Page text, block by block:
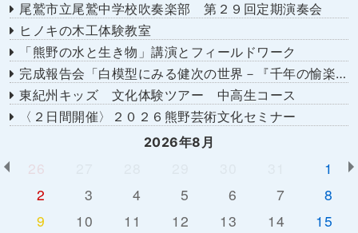
尾鷲市立尾鷲中学校吹奏楽部 第２９回定期演奏会
ヒノキの木工体験教室
「熊野の水と生き物」講演とフィールドワーク
完成報告会「白模型にみる健次の世界－『千年の愉楽』『奇蹟』より－」
東紀州キッズ 文化体験ツアー 中高生コース
〈２日間開催〉２０２６熊野芸術文化セミナー
2026年8月
26
1
2
3 4 5 6 7
8
9
10 11 12 13 14
15